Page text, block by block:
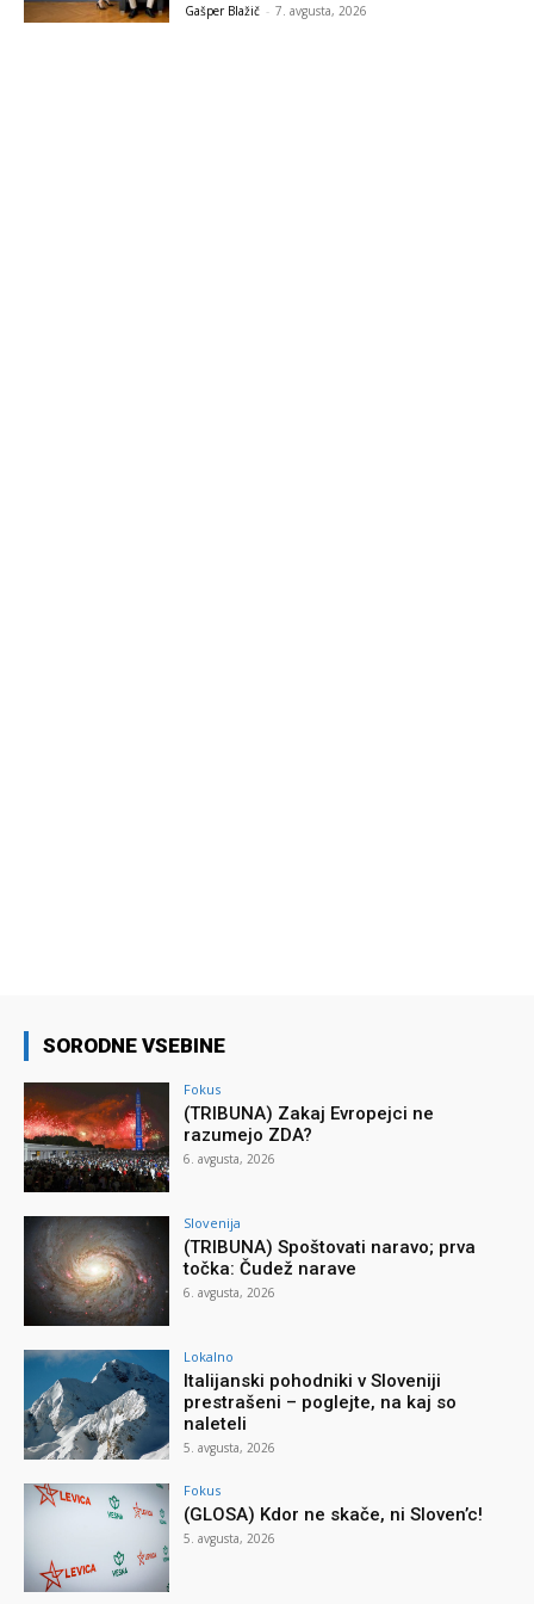
Gašper Blažič - 7. avgusta, 2026
SORODNE VSEBINE
Fokus
(TRIBUNA) Zakaj Evropejci ne
razumejo ZDA?
6. avgusta, 2026
Slovenija
(TRIBUNA) Spoštovati naravo; prva
točka: Čudež narave
6. avgusta, 2026
Lokalno
Italijanski pohodniki v Sloveniji
prestrašeni – poglejte, na kaj so
naleteli
5. avgusta, 2026
Fokus
(GLOSA) Kdor ne skače, ni Sloven’c!
5. avgusta, 2026